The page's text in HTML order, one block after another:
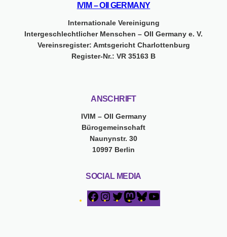
IVIM – OII GERMANY
Internationale Vereinigung
Intergeschlechtlicher Menschen – OII Germany e. V.
Vereinsregister: Amtsgericht Charlottenburg
Register-Nr.: VR 35163 B
ANSCHRIFT
IVIM – OII Germany
Bürogemeinschaft
Naunynstr. 30
10997 Berlin
SOCIAL MEDIA
F
a
n
T
w
M
a
B
l
o